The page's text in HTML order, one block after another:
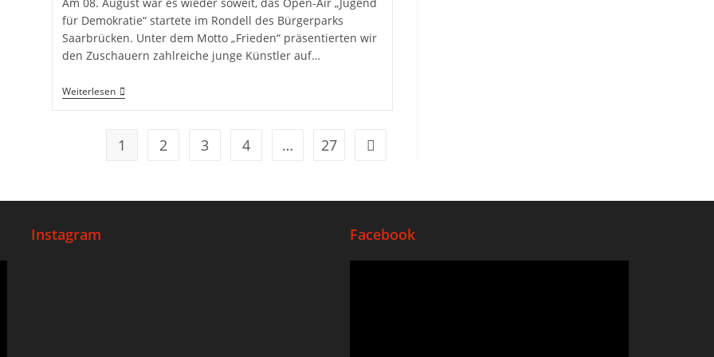
für Demokratie“ startete im Rondell des Bürgerparks
Saarbrücken. Unter dem Motto „Frieden“ präsentierten wir
den Zuschauern zahlreiche junge Künstler auf…
Weiterlesen
1 2 3 4 … 27
Instagram Facebook